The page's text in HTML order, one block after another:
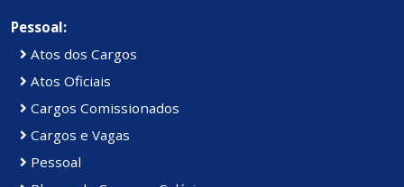
Pessoal:
Atos dos Cargos
Atos Oficiais
Cargos Comissionados
Cargos e Vagas
Pessoal